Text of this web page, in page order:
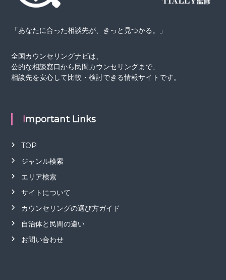
「あなたに合った相談先が、きっと見つかる。」
全国カウンセリングナビは、
公的な相談窓口から民間カウンセリングまで、
相談先を安心して比較・検討できる情報サイトです。
Important Links
TOP
ジャンル検索
エリア検索
サイトについて
カウンセリングの選び方ガイド
自治体と民間の違い
お問い合わせ